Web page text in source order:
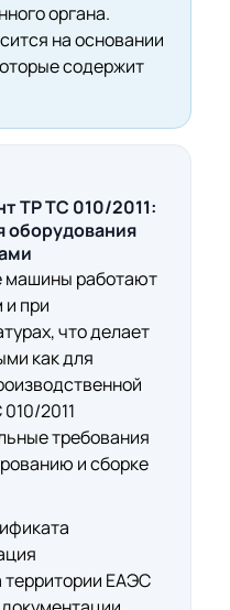
органа.
на основании
содержит
ТР ТС 010/2011:
оборудования
машины работают
при
что делает
как для
2011
требования
и сборке
территории ЕАЭС